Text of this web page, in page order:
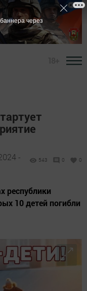
-
543 0 0
республики
10 детей погибли
через